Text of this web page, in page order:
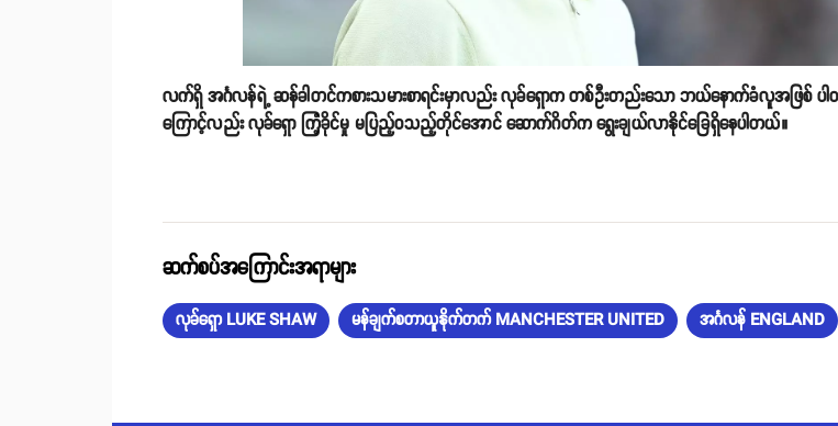
လက်ရှိ အင်္ဂလန်ရဲ့ ဆန်ခါတင်ကစားသမားစာရင်းမှာလည်း လုခ်ရှောက တစ်ဦးတည်းသော ဘယ်နောက်ခံလူအဖြစ် ပါဝ
ကြောင့်လည်း လုခ်ရှော ကြံ့ခိုင်မှု မပြည့်ဝသည့်တိုင်အောင် ဆောက်ဂိတ်က ရွေးချယ်လာနိုင်ခြေရှိနေပါတယ်။
ဆက်စပ်အကြောင်းအရာများ
လုခ်ရှော LUKE SHAW မန်ချက်စတာယူနိုက်တက် MANCHESTER UNITED အင်္ဂလန် ENGLAND